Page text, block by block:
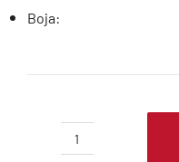
Boja:
TESLA